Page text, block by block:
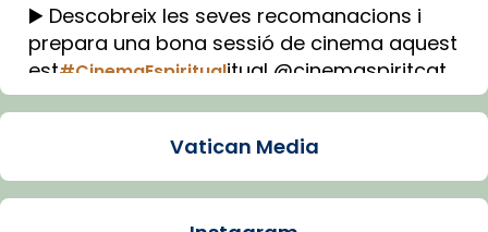
▶️ Descobreix les seves recomanacions i
prepara una bona sessió de cinema aquest
est#CinemaEspiritualitual @cinemaspiritcat
Imatge: Generada amb IA (OpenAI)
Vatican Media